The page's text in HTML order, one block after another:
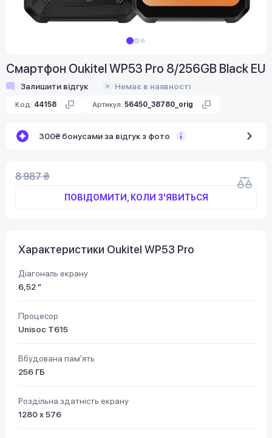
Смартфон Oukitel WP53 Pro 8/256GB Black EU
Залишити відгук Немає в наявності
Код: 44158 Артикул: 56450_38780_orig
300₴ бонусами за відгук з фото
8 987 ₴
ПОВІДОМИТИ, КОЛИ З'ЯВИТЬСЯ
Характеристики Oukitel WP53 Pro
Діагональ екрану
6,52 "
Процесор
Unisoc T615
Вбудована пам'ять
256 ГБ
Роздільна здатність екрану
1280 x 576